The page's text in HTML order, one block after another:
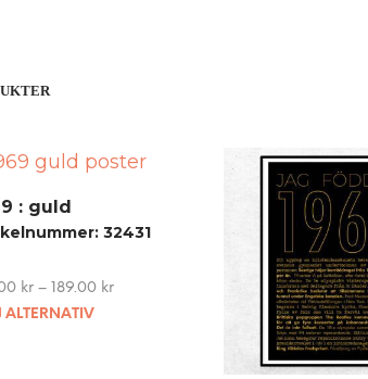
: guld
32431
kr– 189.00 kr
ALTERNATIVThis